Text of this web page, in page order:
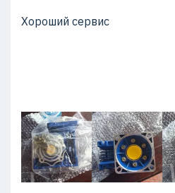
Хороший сервис